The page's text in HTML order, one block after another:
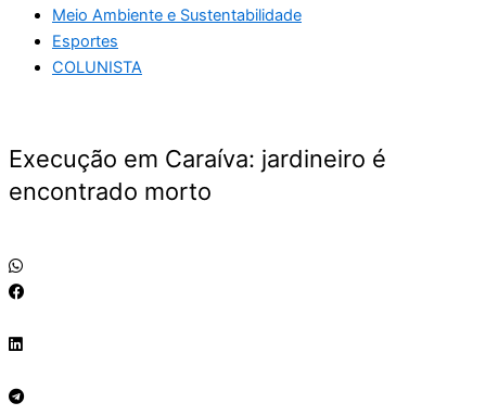
Meio Ambiente e Sustentabilidade
Esportes
COLUNISTA
Execução em Caraíva: jardineiro é
encontrado morto